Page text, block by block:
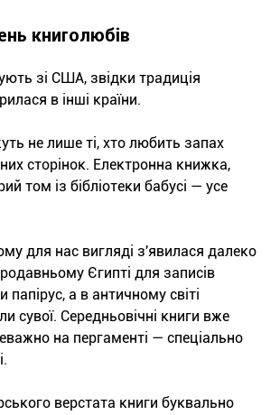
книголюбів
зі США, звідки традиція
в інші країни.
не лише ті, хто любить запах
сторінок. Електронна книжка,
том із бібліотеки бабусі — усе
для нас вигляді з'явилася далеко
Єгипті для записів
папірус, а в античному світі
сувої. Середньовічні книги вже
на пергаменті — спеціально
верстата книги буквально